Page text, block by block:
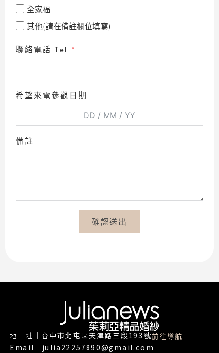
全家福
其他(請在備註欄位填寫)
聯絡電話 Tel
希望來電參觀日期
備註
確認送出
地 址｜台中市北屯區天津路三段193號前往導航
Email｜julia22257890@gmail.com